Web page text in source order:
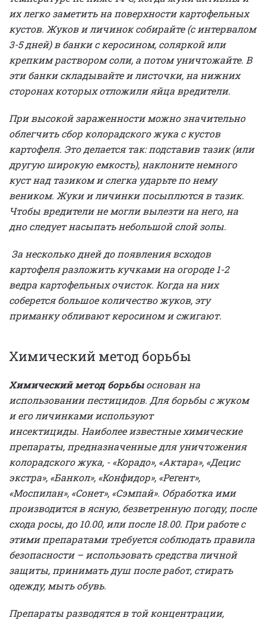
их легко заметить на поверхности картофельных
кустов. Жуков и личинок собирайте (с интервалом
3-5 дней) в банки с керосином, соляркой или
крепким раствором соли, а потом уничтожайте. В
эти банки складывайте и листочки, на нижних
сторонах которых отложили яйца вредители.
При высокой зараженности можно значительно
облегчить сбор колорадского жука с кустов
картофеля. Это делается так: подставив тазик (или
другую широкую емкость), наклоните немного
куст над тазиком и слегка ударьте по нему
веником. Жуки и личинки посыплются в тазик.
Чтобы вредители не могли вылезти на него, на
дно следует насыпать небольшой слой золы.
За несколько дней до появления всходов
картофеля разложить кучками на огороде 1-2
ведра картофельных очисток. Когда на них
соберется большое количество жуков, эту
приманку обливают керосином и сжигают.
Химический метод борьбы
Химический метод борьбыоснован на
использовании пестицидов. Для борьбы с жуком
и его личинками используют
инсектициды. Наиболее известные химические
препараты, предназначенные для уничтожения
колорадского жука, - «Корадо», «Актара», «Децис
экстра», «Банкол», «Конфидор», «Регент»,
«Моспилан», «Сонет», «Сэмпай». Обработка ими
производится в ясную, безветренную погоду, после
схода росы, до 10.00, или после 18.00. При работе с
этими препаратами требуется соблюдать правила
безопасности – использовать средства личной
защиты, принимать душ после работ, стирать
одежду, мыть обувь.
Препараты разводятся в той концентрации,